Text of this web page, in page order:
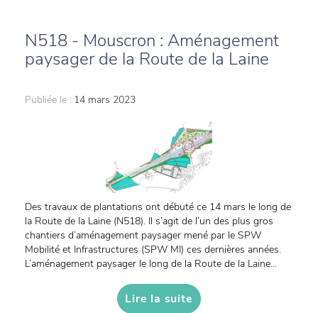
N518 - Mouscron : Aménagement
paysager de la Route de la Laine
Publiée le : 14 mars 2023
Des travaux de plantations ont débuté ce 14 mars le long de
la Route de la Laine (N518). Il s’agit de l’un des plus gros
chantiers d’aménagement paysager mené par le SPW
Mobilité et Infrastructures (SPW MI) ces dernières années.
L’aménagement paysager le long de la Route de la Laine...
Lire la suite